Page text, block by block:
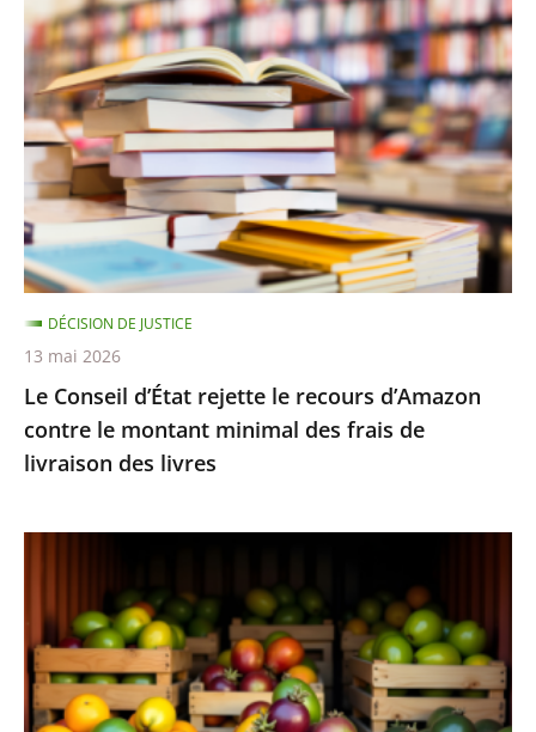
la
République
qui
est
liée
aux
relations
interna...
Conseil
d’État
rejette
le
recours
d’Amazon
contre
le
montant
minimal
des
frais
de
livraison
livres
Le Conseil d’État rejette le recours d’Amazon
contre le montant minimal des frais de
livraison des livres
DÉCISION DE JUSTICE
13 mai 2026
légumes
provenant
de
pays